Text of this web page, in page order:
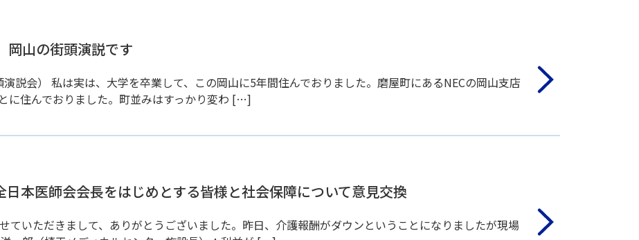
山の街頭演説です
説会） 私は実は、大学を卒業して、この岡山に5年間住んでおりました。磨屋町にあるNECの岡山支店
に住んでおりました。町並みはすっかり変わ […]
本医師会会長をはじめとする皆様と社会保障について意見交換
ていただきまして、ありがとうございました。昨日、介護報酬がダウンということになりましたが現場